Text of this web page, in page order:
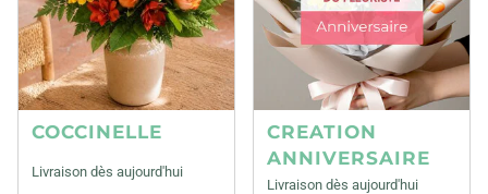
COCCINELLE
Livraison dès aujourd'hui
CREATION
ANNIVERSAIRE
Livraison dès aujourd'hui